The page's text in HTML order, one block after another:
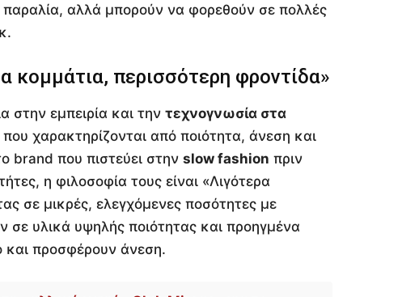
παραλία, αλλά μπορούν να φορεθούν σε πολλές
κομμάτια, περισσότερη φροντίδα»
στην εμπειρία και την τεχνογνωσία στα
χαρακτηρίζονται από ποιότητα, άνεση και
brand που πιστεύει στην slow fashion πριν
η φιλοσοφία τους είναι «Λιγότερα
σε μικρές, ελεγχόμενες ποσότητες με
υλικά υψηλής ποιότητας και προηγμένα
και προσφέρουν άνεση.